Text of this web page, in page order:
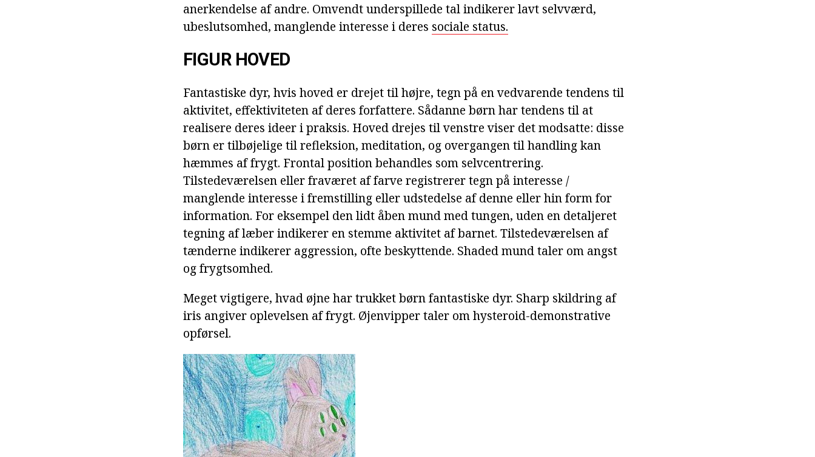
anerkendelse af andre. Omvendt underspillede tal indikerer lavt selvværd,
ubeslutsomhed, manglende interesse i deres sociale status.
FIGUR HOVED
Fantastiske dyr, hvis hoved er drejet til højre, tegn på en vedvarende tendens til
aktivitet, effektiviteten af deres forfattere. Sådanne børn har tendens til at
realisere deres ideer i praksis. Hoved drejes til venstre viser det modsatte: disse
børn er tilbøjelige til refleksion, meditation, og overgangen til handling kan
hæmmes af frygt. Frontal position behandles som selvcentrering.
Tilstedeværelsen eller fraværet af farve registrerer tegn på interesse /
manglende interesse i fremstilling eller udstedelse af denne eller hin form for
information. For eksempel den lidt åben mund med tungen, uden en detaljeret
tegning af læber indikerer en stemme aktivitet af barnet. Tilstedeværelsen af
tænderne indikerer aggression, ofte beskyttende. Shaded mund taler om angst
og frygtsomhed.
Meget vigtigere, hvad øjne har trukket børn fantastiske dyr. Sharp skildring af
iris angiver oplevelsen af frygt. Øjenvipper taler om hysteroid-demonstrative
opførsel.